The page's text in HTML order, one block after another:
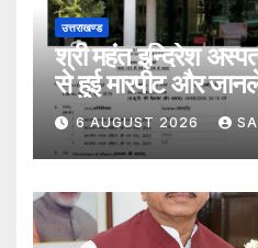
उत्तराखण्ड
श्री महंत इन्दिरेश
से हुई मारपीट और
6 AUGUST 2026